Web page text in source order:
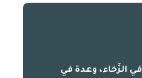
الرَّخاء، وعدة في